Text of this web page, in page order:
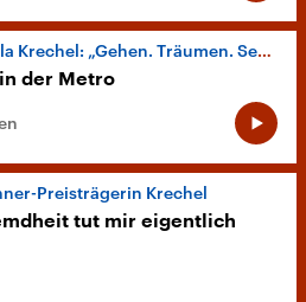
„Gehen. Träumen. Sehen. Unter Bäumen.“
der Metro
Preisträgerin Krechel
tut mir eigentlich